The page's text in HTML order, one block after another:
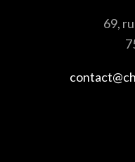
69,